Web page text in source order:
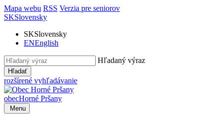
Mapa webu RSS Verzia pre seniorov
SKSlovensky
SKSlovensky
ENEnglish
Hľadaný výraz
Hľadať
rozšírené vyhľadávanie
obecHorné Pršany
Menu